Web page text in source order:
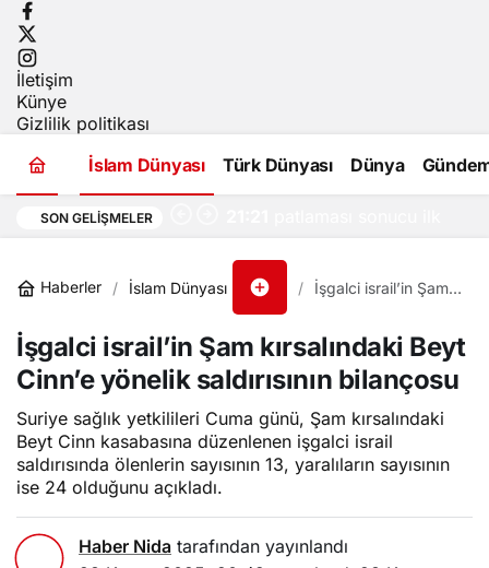
İletişim
Künye
Gizlilik politikası
İslam Dünyası
Türk Dünyası Dünya
SON GELIŞMELER
Suriye: Şam kırsalında
bir otobüsün
bilançoya göre iki kişi
hayatını kaybetti
Haberler İslam Dünyası
İşgalci israil’in Şam
saldırısının bilançosu
İşgalci israil’in Şam kırsalındaki Beyt
Cinn’e yönelik saldırısının bilançosu
Suriye sağlık yetkilileri Cuma günü, Şam kırsalındaki
Beyt Cinn kasabasına düzenlenen işgalci israil
saldırısında ölenlerin sayısının 13, yaralıların sayısının
ise 24 olduğunu açıkladı.
Haber Nida tarafından yayınlandı